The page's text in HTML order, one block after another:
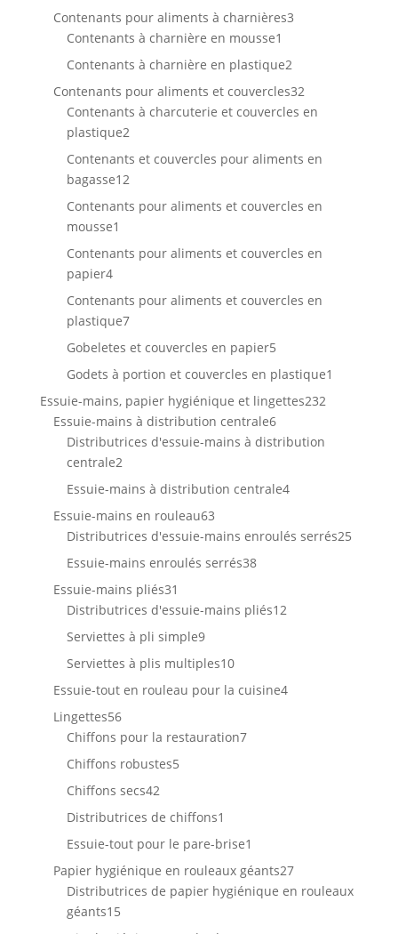
produit
Contenants pour aliments à charnières33
Contenants à charnière en mousse1
produit
Contenants à charnière en plastique22
produits
Contenants pour aliments et couvercles3232
produits
Contenants à charcuterie et couvercles en
plastique22
produits
Contenants et couvercles pour aliments en
bagasse1212
produits
Contenants pour aliments et couvercles en
mousse1
produit
Contenants pour aliments et couvercles en
papier44
produits
Contenants pour aliments et couvercles en
plastique77
produits
Gobeletes et couvercles en papier55
produits
Godets à portion et couvercles en plastique1
Essuie-mains, papier hygiénique et lingettes232232
Essuie-mains à distribution centrale66
produits
Distributrices d'essuie-mains à distribution
centrale22
produits
Essuie-mains à distribution centrale44
Essuie-mains en rouleau6363
produits
Distributrices d'essuie-mains enroulés serrés2525
Essuie-mains enroulés serrés3838
Essuie-mains pliés31
produits
Distributrices d'essuie-mains pliés1212
Serviettes à pli simple99
produits
Serviettes à plis multiples1010
produits
Essuie-tout en rouleau pour la cuisine44
Lingettes5656
produits
Chiffons pour la restauration77
Chiffons robustes55
Chiffons secs4242
produits
Distributrices de chiffons1
produit
Essuie-tout pour le pare-brise1
produit
Papier hygiénique en rouleaux géants2727
produits
Distributrices de papier hygiénique en rouleaux
géants1515
produits